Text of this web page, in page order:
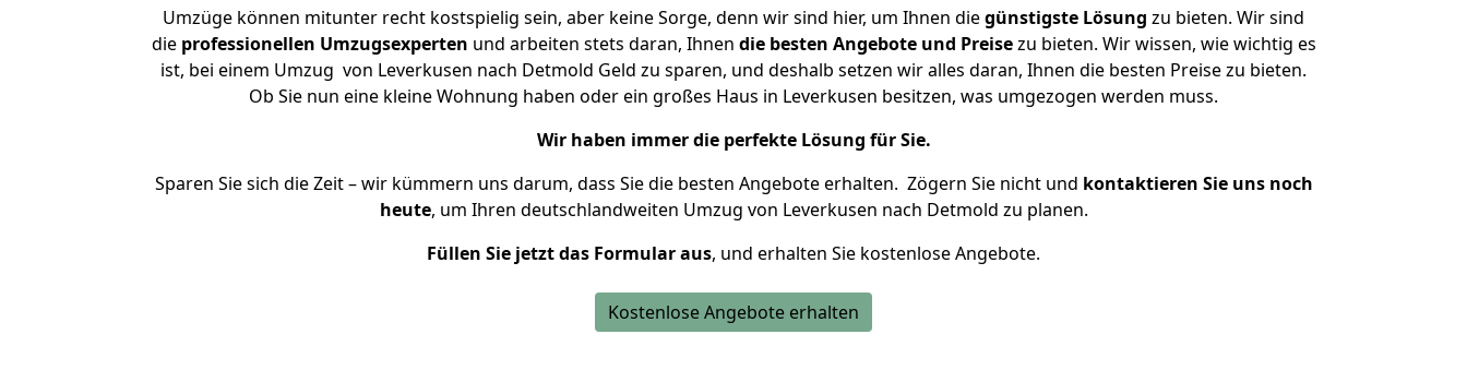
Umzüge können mitunter recht kostspielig sein, aber keine Sorge, denn wir sind hier, um Ihnen diegünstigste Lösung zu bieten. Wir sind
die professionellen Umzugsexperten und arbeiten stets daran, Ihnen die besten Angebote und Preisezu bieten. Wir wissen, wie wichtig es
ist, bei einem Umzug von Leverkusen nach Detmold Geld zu sparen, und deshalb setzen wir alles daran, Ihnen die besten Preise zu bieten.
Ob Sie nun eine kleine Wohnung haben oder ein großes Haus in Leverkusen besitzen, was umgezogen werden muss.
Wir haben immer die perfekte Lösung für Sie.
Sparen Sie sich die Zeit – wir kümmern uns darum, dass Sie die besten Angebote erhalten. Zögern Sie nicht und kontaktieren Sie uns noch
heute, um Ihren deutschlandweiten Umzug von Leverkusen nach Detmold zu planen.
Füllen Sie jetzt das Formular aus, und erhalten Sie kostenlose Angebote.
Kostenlose Angebote erhalten